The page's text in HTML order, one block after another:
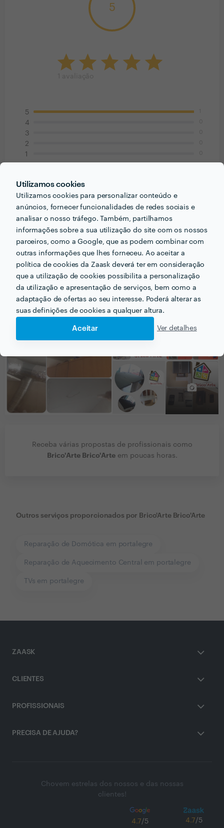
Utilizamos cookies
Utilizamos cookies para personalizar conteúdo e
anúncios, fornecer funcionalidades de redes sociais e
analisar o nosso tráfego. Também, partilhamos
informações sobre a sua utilização do site com os nossos
parceiros, como a Google, que as podem combinar com
outras informações que lhes forneceu. Ao aceitar a
política de cookies da Zaask deverá ter em consideração
que a utilização de cookies possibilita a personalização
da utilização e apresentação de serviços, bem como a
adaptação de ofertas ao seu interesse. Poderá alterar as
suas definições de cookies a qualquer altura.
Aceitar Ver detalhes
5
5
4
3
2
1
Nélson Emanuel
Realizacao de um tecto falso
25 Jun 2015
Preco baixo, servico rapido, disponibilidade para
explicacoes e sugestoes.
PORTEFÓLIO
Receba várias propostas de profissionais como
Brico'Arte Brico'Arteem poucas horas.
Outros serviços proporcionados por Brico'Arte Brico'Arte
Reparação de Domótica em portalegre
Reparação de Aquecimento Central em portalegre
TVs em portalegre
ZAASK
CLIENTES
PROFISSIONAIS
PRECISA DE AJUDA?
Chovem estrelas dos nossos e das nossas
clientes!
4.7/5 4.7/5